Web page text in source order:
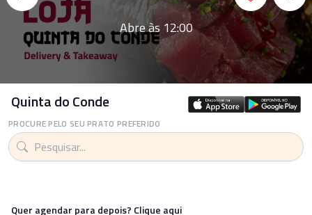
Abre às 12:00
Quinta do Conde
PROCURE PELO SEU PRATO PREFERIDO
Quer agendar para depois? Clique aqui